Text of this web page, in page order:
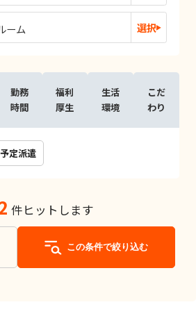
ーム 選択
勤務
時間
福利
厚生
生活
環境
こだ
わり
定派遣
件ヒットします
この条件で絞り込む